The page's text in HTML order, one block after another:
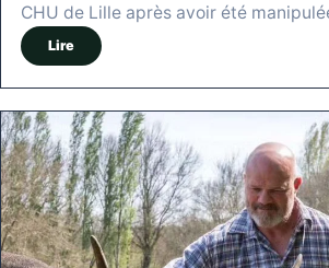
CHU de Lille après avoir été
Lire